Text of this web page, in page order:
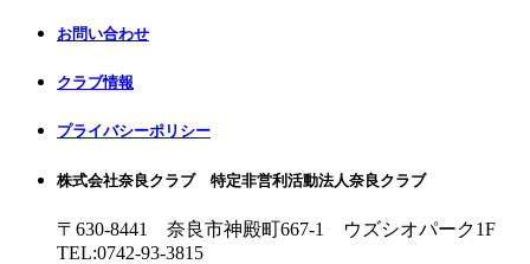
お問い合わせ
クラブ情報
プライバシーポリシー
株式会社奈良クラブ 特定非営利活動法人奈良クラブ
〒630-8441 奈良市神殿町667-1
ウズシオパーク1F
TEL:0742-93-3815